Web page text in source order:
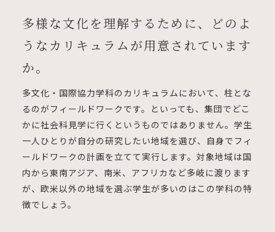
多様な文化を理解するために、どのよ
うなカリキュラムが用意されています
か。
多文化・国際協力学科のカリキュラムにおいて、柱とな
るのがフィールドワークです。といっても、集団でどこ
かに社会科見学に行くというものではありません。学生
一人ひとりが自分の研究したい地域を選び、自身でフィ
ールドワークの計画を立てて実行します。対象地域は国
内から東南アジア、南米、アフリカなど多岐に渡ります
が、欧米以外の地域を選ぶ学生が多いのはこの学科の特
徴でしょう。